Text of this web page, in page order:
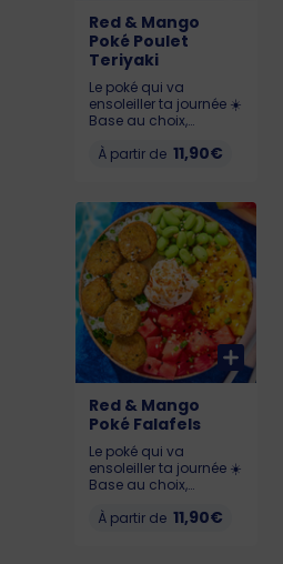
Red & Mango
Poké Poulet
Teriyaki
Le poké qui va
ensoleiller ta journée ☀️
Base au choix,
de mangue 🥭,
Teriyaki. Allergènes :
Gluten, soja, lait,
sésame KCAL : LIL :
487 - MED : 666 - BIG :
899
À partir de 11,90€
Red & Mango
Poké Falafels
Le poké qui va
ensoleiller ta journée ☀️
Base au choix,
de mangue 🥭,
À partir de 11,90€